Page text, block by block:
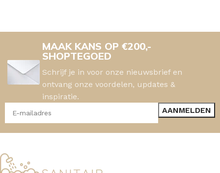
MAAK KANS OP €200,-
SHOPTEGOED
Schrijf je in voor onze nieuwsbrief en
ontvang onze voordelen, updates &
inspiratie.